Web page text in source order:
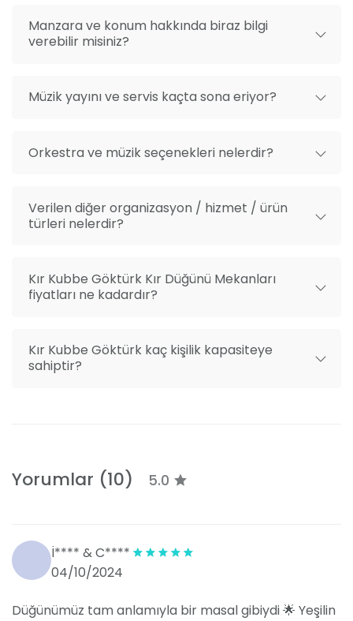
Manzara ve konum hakkında biraz bilgi
verebilir misiniz?
Müzik yayını ve servis kaçta sona eriyor?
Orkestra ve müzik seçenekleri nelerdir?
Verilen diğer organizasyon / hizmet / ürün
türleri nelerdir?
Kır Kubbe Göktürk Kır Düğünü Mekanları
fiyatları ne kadardır?
Kır Kubbe Göktürk kaç kişilik kapasiteye
sahiptir?
Yorumlar (10) 5.0
İ**** & C****
04/10/2024
Düğünümüz tam anlamıyla bir masal gibiydi 🌟 Yeşilin